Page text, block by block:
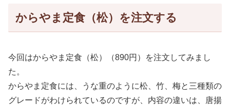
からやま定食（松）を注文する
今回はからやま定食（松）（890円）を注文してみまし
た。
からやま定食には、うな重のように松、竹、梅と三種類の
グレードがわけられているのですが、内容の違いは、唐揚